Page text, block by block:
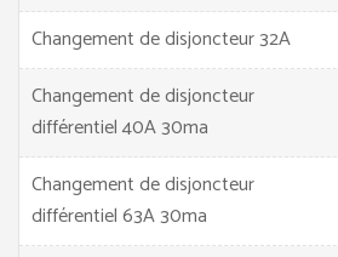
Changement de disjoncteur 32A
Changement de disjoncteur
différentiel 40A 30ma
Changement de disjoncteur
différentiel 63A 30ma